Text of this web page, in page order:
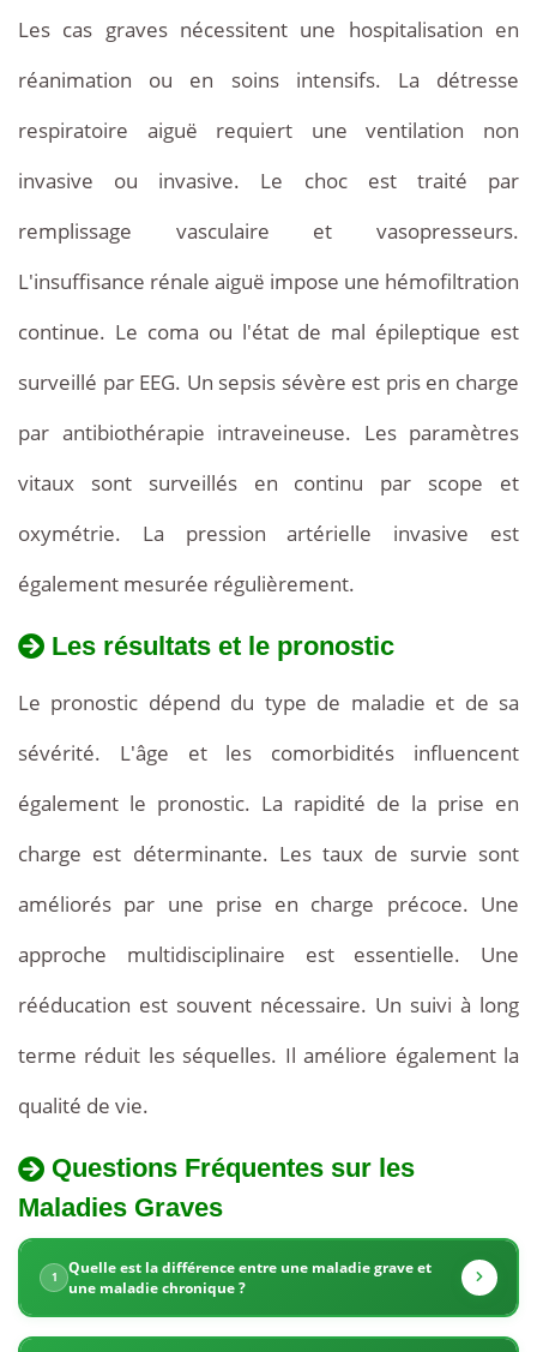
Les cas graves nécessitent une hospitalisation en
réanimation ou en soins intensifs. La détresse
respiratoire aiguë requiert une ventilation non
invasive ou invasive. Le choc est traité par
remplissage vasculaire et vasopresseurs.
L'insuffisance rénale aiguë impose une hémofiltration
continue. Le coma ou l'état de mal épileptique est
surveillé par EEG. Un sepsis sévère est pris en charge
par antibiothérapie intraveineuse. Les paramètres
vitaux sont surveillés en continu par scope et
oxymétrie. La pression artérielle invasive est
également mesurée régulièrement.
Les résultats et le pronostic
Le pronostic dépend du type de maladie et de sa
sévérité. L'âge et les comorbidités influencent
également le pronostic. La rapidité de la prise en
charge est déterminante. Les taux de survie sont
améliorés par une prise en charge précoce. Une
approche multidisciplinaire est essentielle. Une
rééducation est souvent nécessaire. Un suivi à long
terme réduit les séquelles. Il améliore également la
qualité de vie.
Quel
est
prix
La
Tunisie
propose
des
Questions Fréquentes sur les
Maladies Graves
1
Quelle est la différence entre une maladie grave et
une maladie chronique ?